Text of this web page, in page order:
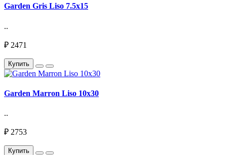
Garden Gris Liso 7.5х15
..
₽ 2471
Купить
Garden Marron Liso 10х30
..
₽ 2753
Купить